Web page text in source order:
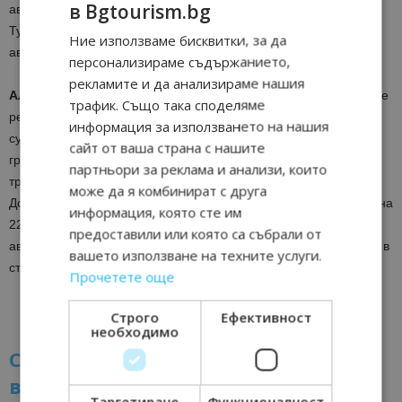
автономна република. Спряна е фериботната връзка Баку-
Туркменбаши. Спрени са всички полети, с изключение на
авиолинията Баку-Лондон.
Алжир –
Няма промяна в забранителните мерки по отношение
режима на влизане и излизане от Алжир. Затворени са
сухопътните граници със съседните държави. Забранени са
гражданските полети и морските линии, с изключение на
транспортни средства, превозващи стоки и материали.
Допълнителни ограничителни мерки влизат в сила от 13.00 ч. на
22 март до 04 април, сред които националната алжирска
авиокомпания временно прекратява всички вътрешни полети в
страната.
#ОстанетеСиВкъщи
Сайтът bgtourism.bg с инициатива
в подкрепа на туристическия
в Bgtourism.bg
Ние използваме бисквитки, за да
персонализираме съдържанието,
рекламите и да анализираме нашия
трафик. Също така споделяме
информация за използването на нашия
сайт от ваша страна с нашите
партньори за реклама и анализи, които
може да я комбинират с друга
информация, която сте им
предоставили или която са събрали от
вашето използване на техните услуги.
Прочетете още
Строго
необходимо
Ефективност